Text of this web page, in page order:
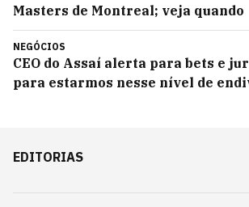
Masters de Montreal; veja quando
NEGÓCIOS
CEO do Assaí alerta para bets e
para estarmos nesse nível de
EDITORIAS